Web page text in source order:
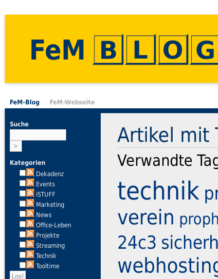
FeM
FeM-Blog FeM-Webseite
Suche
Kategorien
Dekadenz
Events
iSTUFF
Marketing
News
Office-Leben
Projekte
Streaming
Technik
Tooltime
Artikel mit
Verwandte
technik
verein
24c3